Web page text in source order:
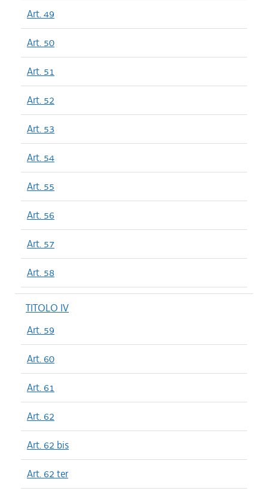
Art. 49
Art. 50
Art. 51
Art. 52
Art. 53
Art. 54
Art. 55
Art. 56
Art. 57
Art. 58
TITOLO IV
Art. 59
Art. 60
Art. 61
Art. 62
Art. 62 bis
Art. 62 ter